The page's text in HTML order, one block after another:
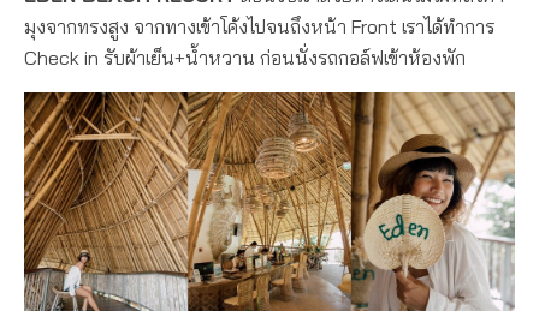
มุงจากทรงสูง จากทางเข้าโค้งไปจนถึงหน้า Front เราได้ทำการ
Check in รับผ้าเย็น+น้ำหวาน ก่อนนั่งรถกอล์ฟเข้าห้องพัก